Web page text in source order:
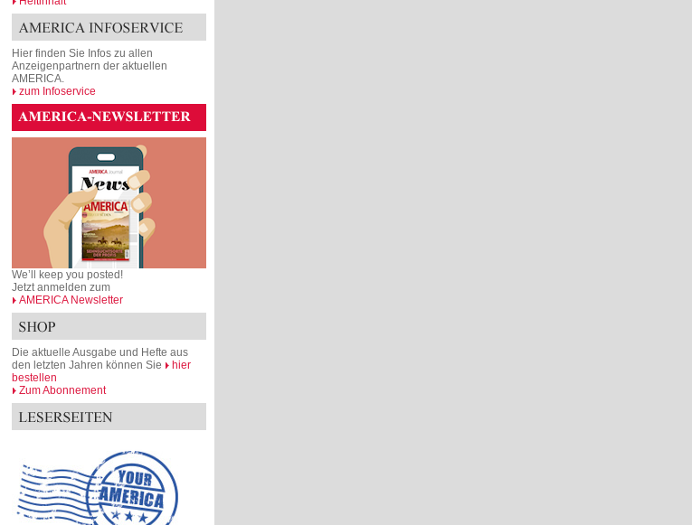
Hier finden Sie Infos zu allen
Anzeigenpartnern der aktuellen
AMERICA.
zum Infoservice
We’ll keep you posted!
Jetzt anmelden zum
AMERICA Newsletter
Die aktuelle Ausgabe und Hefte aus
den letzten Jahren können Sie
hier
bestellen
Zum Abonnement